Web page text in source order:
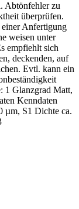
Abtönfehler zu
überprüfen.
einer Anfertigung
weisen unter
empfiehlt sich
deckenden, auf
Evtl. kann ein
1 Glanzgrad Matt,
Kenndaten
µm, S1 Dichte ca.